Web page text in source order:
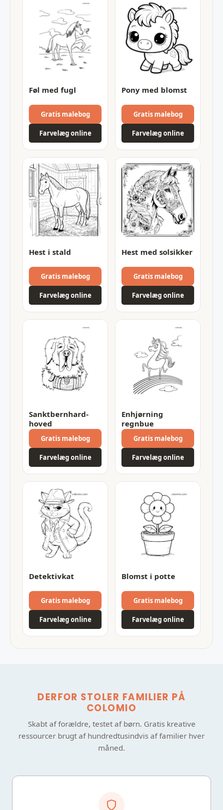
Føl med fugl
Gratis malebog
Farvelæg online
Pony med blomst
Gratis malebog
Farvelæg online
Hest i stald
Gratis malebog
Farvelæg online
Hest med solsikker
Gratis malebog
Farvelæg online
Sanktbernhard-
hoved
Gratis malebog
Farvelæg online
Enhjørning
regnbue
Gratis malebog
Farvelæg online
Detektivkat
Gratis malebog
Farvelæg online
Blomst i potte
Gratis malebog
Farvelæg online
DERFOR STOLER FAMILIER PÅ
COLOMIO
Skabt af forældre, testet af børn. Gratis kreative
ressourcer brugt af hundredtusindvis af familier hver
måned.